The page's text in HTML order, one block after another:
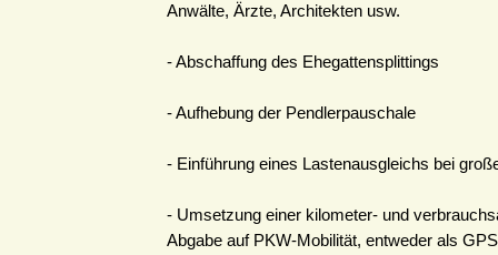
Anwälte, Ärzte, Architekten usw.
- Abschaffung des Ehegattensplittings
- Aufhebung der Pendlerpauschale
- Einführung eines Lastenausgleichs bei
- Umsetzung einer kilometer- und
Abgabe auf PKW-Mobilität, entweder als